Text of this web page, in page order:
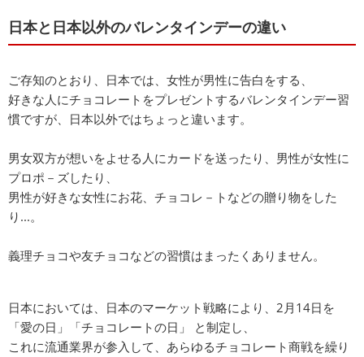
日本と日本以外のバレンタインデーの違い
ご存知のとおり、日本では、女性が男性に告白をする、
好きな人にチョコレートをプレゼントするバレンタインデー習
慣ですが、日本以外ではちょっと違います。
男女双方が想いをよせる人にカードを送ったり、男性が女性に
プロポ－ズしたり、
男性が好きな女性にお花、チョコレ－トなどの贈り物をした
り...。
義理チョコや友チョコなどの習慣はまったくありません。
日本においては、日本のマーケット戦略により、2月14日を
「愛の日」「チョコレートの日」 と制定し、
これに流通業界が参入して、あらゆるチョコレート商戦を繰り